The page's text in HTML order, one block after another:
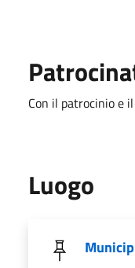
Con il patrocinio e
Luogo